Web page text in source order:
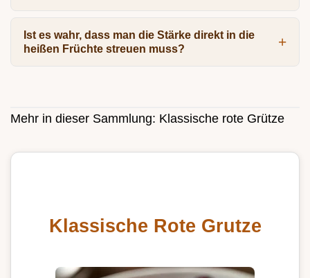
Ist es wahr, dass man die Stärke direkt in die
heißen Früchte streuen muss?
Mehr in dieser Sammlung: Klassische rote Grütze
Klassische Rote Grutze